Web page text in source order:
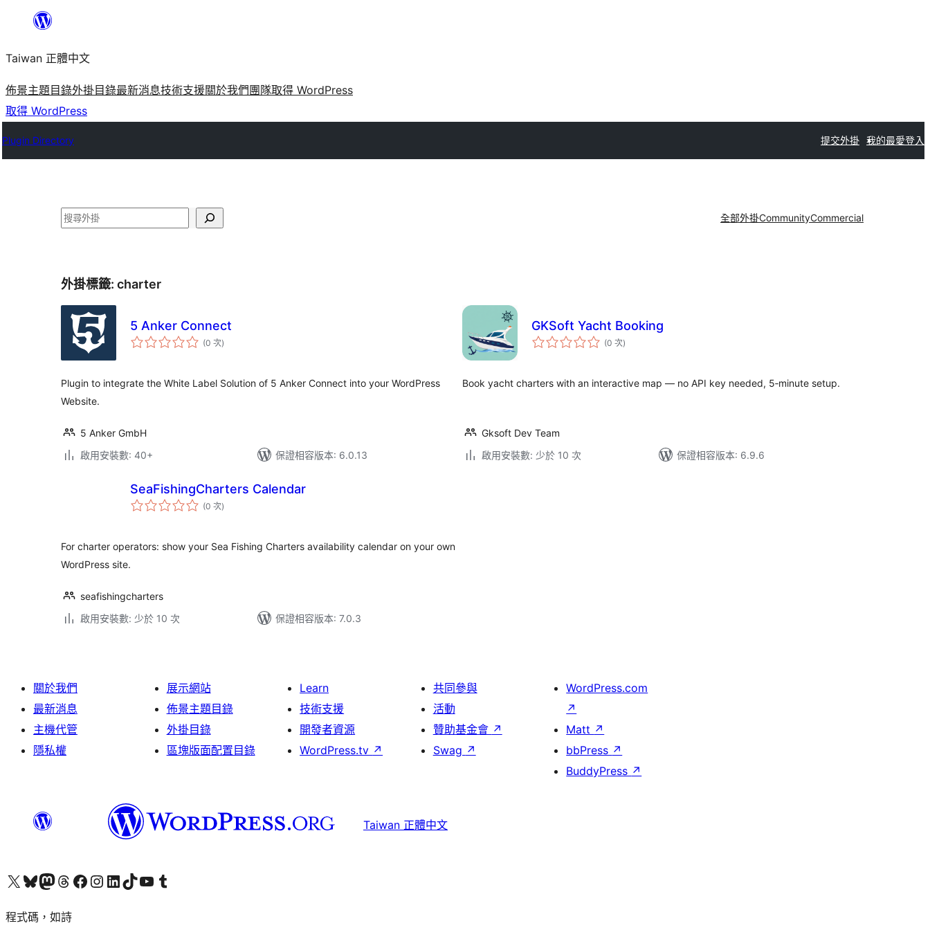
主
要
內
容
Taiwan 正體中文
佈景主題目錄外掛目錄最新消息技術支援關於我們 團隊取得 WordPress
取得 WordPress
Plugin Directory 提交外掛 我的最愛登入
搜
全部外掛CommunityCommercial
外掛標籤: charter
5 Anker Connect
(0 次評
分)
Plugin to integrate the White Label Solution of 5 Anker Connect into your WordPress
Website.
5 Anker GmbH
啟用安裝數: 40+
保證相容版本: 6.0.13
GKSoft Yacht Booking
(0 次評
分)
Book yacht charters with an interactive map — no API key needed, 5‑minute setup.
Gksoft Dev Team
啟用安裝數: 少於 10 次
保證相容版本: 6.9.6
SeaFishingCharters Calendar
(0 次評
分)
For charter operators: show your Sea Fishing Charters availability calendar on your own
WordPress site.
seafishingcharters
啟用安裝數: 少於 10 次
保證相容版本: 7.0.3
關於我們
最新消息
主機代管
隱私權
展示網站
佈景主題目錄
外掛目錄
區塊版面配置目錄
Learn
技術支援
開發者資源
WordPress.tv ↗
共同參與
活動
贊助基金會 ↗
Swag ↗
WordPress.com
↗
Matt ↗
bbPress ↗
BuddyPress ↗
Taiwan 正體中文
查看我們的 X (之前的 Twitter) 帳號造訪我們的 Bluesky 帳號造訪我們的 Mastodon 帳號造訪我們的 Threads 帳號 造訪我們的 Facebook 粉絲專頁Visit our Instagram account
Visit our LinkedIn account
造訪我們的 TikTok 帳號Visit our YouTube channel
造訪我們的 Tumblr 帳號
程式碼，如詩